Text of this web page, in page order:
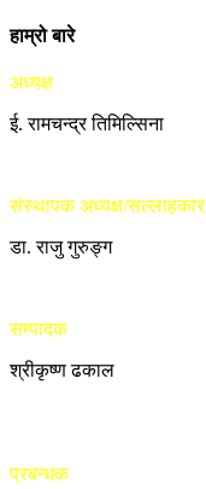
हाम्रो बारे
अध्यक्ष
ई. रामचन्द्र तिमिल्सिना
संस्थापक अध्यक्ष/सल्लाहकार
डा. राजु गुरुङ्ग
सम्पादक
श्रीकृष्ण ढकाल
प्रबन्धक